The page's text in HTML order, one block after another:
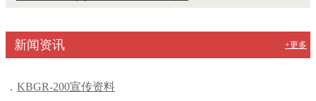
新闻资讯 +更多
KBGR-200宣传资料